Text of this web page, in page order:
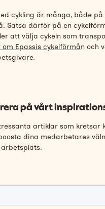
cykling är många, både
Satsa därför på en
att välja cykeln som
Epassis cykelförmån och
på vårt
artiklar som kretsar
dina medarbetares